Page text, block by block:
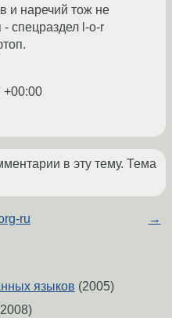
и наречий тож не
спецраздел l-o-r
+00:00
в эту тему. Тема
ru →
языков (2005)